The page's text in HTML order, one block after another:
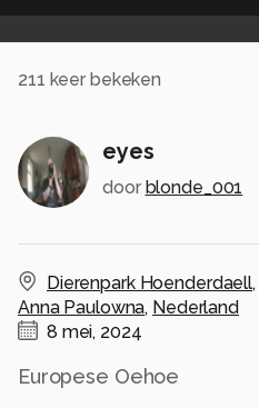
211 keer bekeken
eyes
door blonde_001
Dierenpark Hoenderdaell,
Anna Paulowna, Nederland
8 mei, 2024
Europese Oehoe